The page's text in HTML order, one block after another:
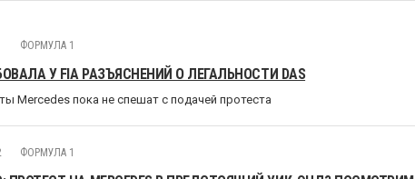
ФОРМУЛА 1
У FIA РАЗЪЯСНЕНИЙ О ЛЕГАЛЬНОСТИ DAS
Mercedes пока не спешат с подачей протеста
ФОРМУЛА 1